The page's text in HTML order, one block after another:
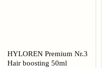
HYLOREN Premium Nr.3
Hair boosting 50ml